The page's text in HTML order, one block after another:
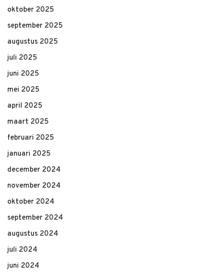
oktober 2025
september 2025
augustus 2025
juli 2025
juni 2025
mei 2025
april 2025
maart 2025
februari 2025
januari 2025
december 2024
november 2024
oktober 2024
september 2024
augustus 2024
juli 2024
juni 2024